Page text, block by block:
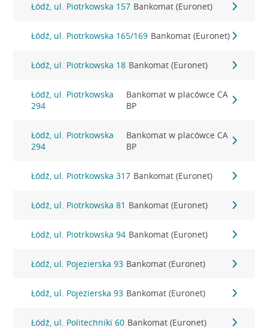
Łódź, ul. Piotrkowska 157 Bankomat (Euronet)
Łódź, ul. Piotrkowska 165/169 Bankomat (Euronet)
Łódź, ul. Piotrkowska 18 Bankomat (Euronet)
Łódź, ul. Piotrkowska
294
Bankomat w placówce CA
BP
Łódź, ul. Piotrkowska
294
Bankomat w placówce CA
BP
Łódź, ul. Piotrkowska 317 Bankomat (Euronet)
Łódź, ul. Piotrkowska 81 Bankomat (Euronet)
Łódź, ul. Piotrkowska 94 Bankomat (Euronet)
Łódź, ul. Pojezierska 93 Bankomat (Euronet)
Łódź, ul. Pojezierska 93 Bankomat (Euronet)
Łódź, ul. Politechniki 60 Bankomat (Euronet)